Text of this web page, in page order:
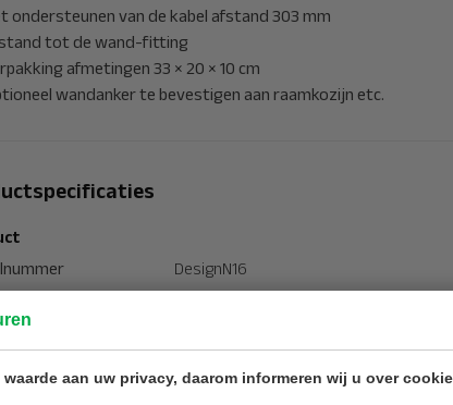
aan uw privacy, daarom informeren wij u over
ondersteunen van de kabel afstand 303 mm
tot de wand-fitting
afmetingen 33 × 20 × 10 cm
wandanker te bevestigen aan raamkozijn etc.
DesignN16
Kletter-fix
ladder
5 verdiepingen – Lengte 15 tot 16 meter